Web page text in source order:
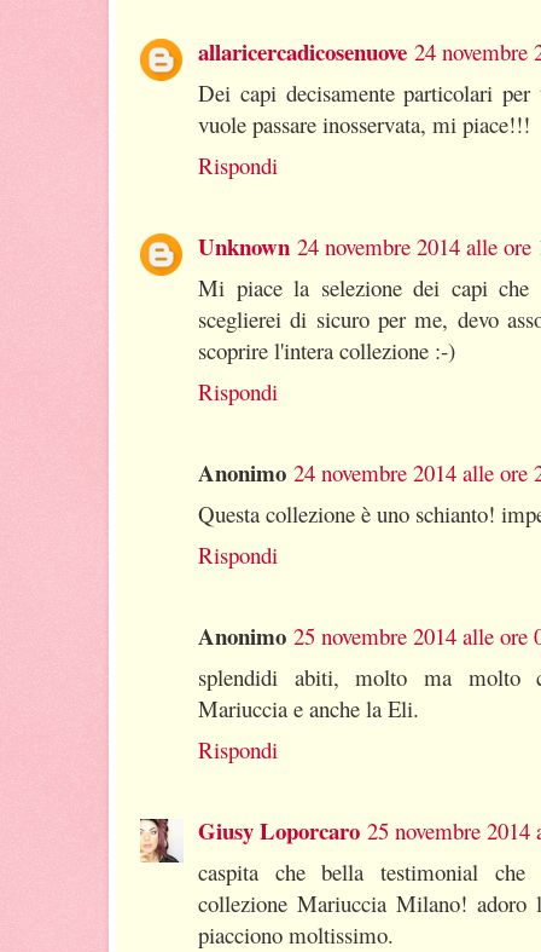
allaricercadicosenuove 24 novembre
Dei capi decisamente particolari
vuole passare inosservata, mi piace!!!
Rispondi
Unknown 24 novembre 2014 alle ore
Mi piace la selezione dei capi
sceglierei di sicuro per me, devo
scoprire l'intera collezione :-)
Rispondi
Anonimo 24 novembre 2014 alle ore
Questa collezione è uno schianto!
Rispondi
Anonimo 25 novembre 2014 alle ore
splendidi abiti, molto ma molto
Mariuccia e anche la Eli.
Rispondi
Giusy Loporcaro 25 novembre 2014
caspita che bella testimonial
collezione Mariuccia Milano!
piacciono moltissimo.